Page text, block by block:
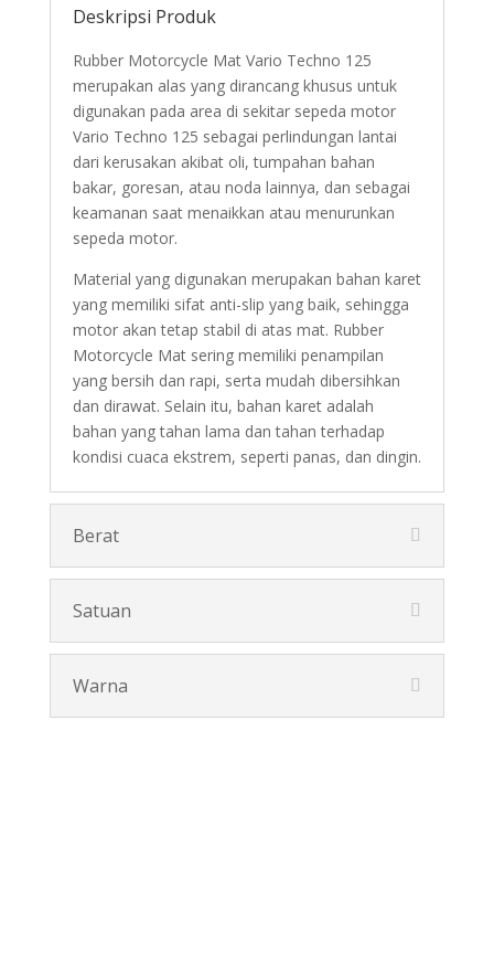
Deskripsi Produk
Rubber Motorcycle Mat Vario Techno 125
merupakan alas yang dirancang khusus untuk
digunakan pada area di sekitar sepeda motor
Vario Techno 125 sebagai perlindungan lantai
dari kerusakan akibat oli, tumpahan bahan
bakar, goresan, atau noda lainnya, dan sebagai
keamanan saat menaikkan atau menurunkan
sepeda motor.
Material yang digunakan merupakan bahan karet
yang memiliki sifat anti-slip yang baik, sehingga
motor akan tetap stabil di atas mat. Rubber
Motorcycle Mat sering memiliki penampilan
yang bersih dan rapi, serta mudah dibersihkan
dan dirawat. Selain itu, bahan karet adalah
bahan yang tahan lama dan tahan terhadap
kondisi cuaca ekstrem, seperti panas, dan dingin.
Berat
Satuan
Warna